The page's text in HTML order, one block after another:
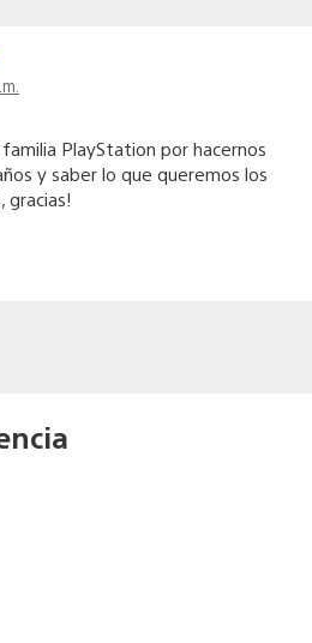
PlayStation por hacernos
y saber lo que queremos los
gracias!